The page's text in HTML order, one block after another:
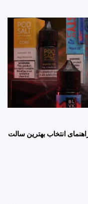
انتخاب بهترین سالت